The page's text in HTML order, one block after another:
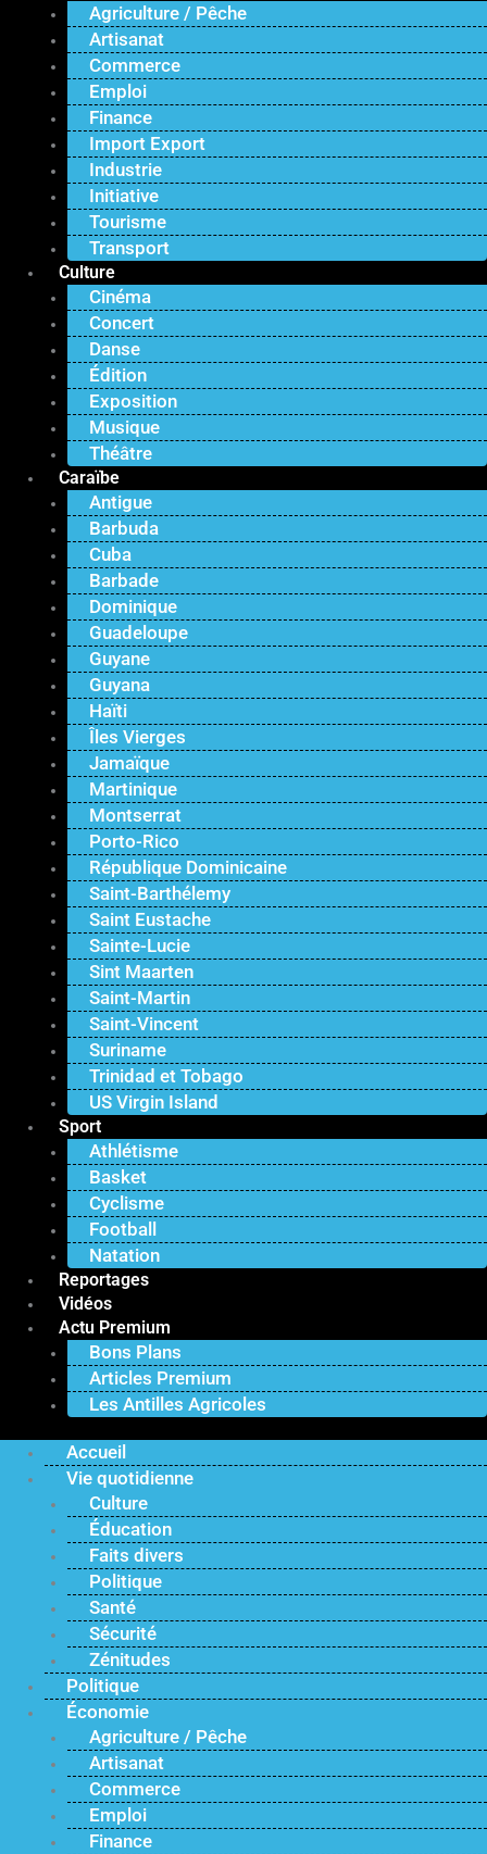
Agriculture / Pêche
Artisanat
Commerce
Emploi
Finance
Import Export
Industrie
Initiative
Tourisme
Transport
Culture
Cinéma
Concert
Danse
Édition
Exposition
Musique
Théâtre
Caraïbe
Antigue
Barbuda
Cuba
Barbade
Dominique
Guadeloupe
Guyane
Guyana
Haïti
Îles Vierges
Jamaïque
Martinique
Montserrat
Porto-Rico
République Dominicaine
Saint-Barthélemy
Saint Eustache
Sainte-Lucie
Sint Maarten
Saint-Martin
Saint-Vincent
Suriname
Trinidad et Tobago
US Virgin Island
Sport
Athlétisme
Basket
Cyclisme
Football
Natation
Reportages
Vidéos
Actu Premium
Bons Plans
Articles Premium
Les Antilles Agricoles
Accueil
Vie quotidienne
Culture
Éducation
Faits divers
Politique
Santé
Sécurité
Zénitudes
Politique
Économie
Agriculture / Pêche
Artisanat
Commerce
Emploi
Finance